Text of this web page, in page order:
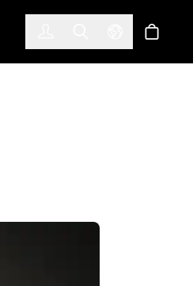
Select 商店